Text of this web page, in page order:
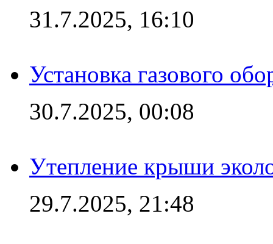
31.7.2025, 16:10
Установка газового
30.7.2025, 00:08
Утепление крыши
29.7.2025, 21:48